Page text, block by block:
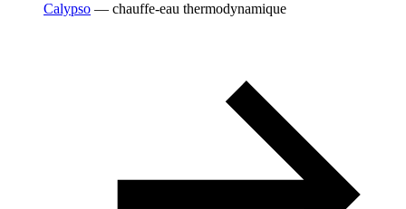
Calypso — chauffe-eau thermodynamique